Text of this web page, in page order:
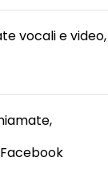
vocali e video,